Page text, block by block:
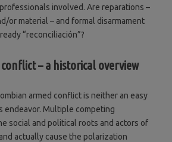
involved. Are reparations –
or material – and formal disarmament
“reconciliación”?
– a historical overview
armed conflict is neither an easy
endeavor. Multiple competing
social and political roots and actors of
actually cause the polarization